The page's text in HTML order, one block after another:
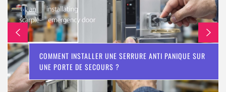
COMMENT INSTALLER UNE SERRURE ANTI PANIQUE SUR
UNE PORTE DE SECOURS ?